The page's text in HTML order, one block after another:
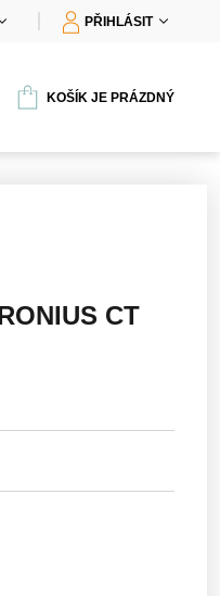
PŘIHLÁSIT
KOŠÍK JE PRÁZDNÝ
CT